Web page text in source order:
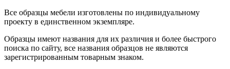
Все образцы мебели изготовлены по индивидуальному
проекту в единственном экземпляре.
Образцы имеют названия для их различия и более быстрого
поиска по сайту, все названия образцов не являются
зарегистрированным товарным знаком.